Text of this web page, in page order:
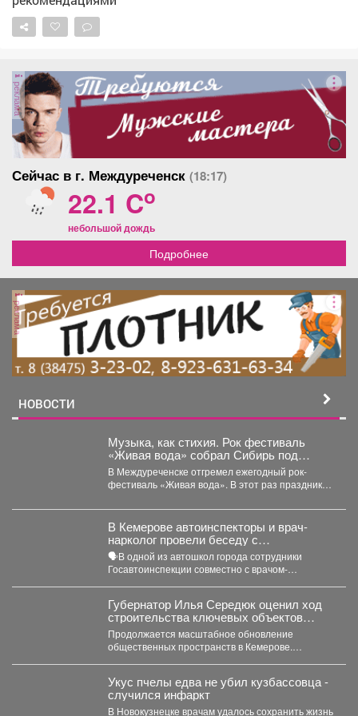
метров двести, слышу, как на реке неистово орет
какой-то рыбак. Мало ли чего? Может, тайменя
поймал! Вдруг из травы у дороги появляются
изучающе на меня смотрит. Я опешал. Сирену-
отпугиватель оставил дома! Вспомнил совет
бывалых: зверя надо материть. Что и было сделано -
громко, утвердительно и с чувством собственного
достоинства. Смотри-ка, он послушал! Засеменил по
еще одним...
реклама
Сейчас в г. Междуреченск (18:17)
22.1 Co
небольшой дождь
Подробнее
реклама
НОВОСТИ
Музыка, как стихия. Рок фестиваль
«Живая вода» собрал Сибирь под
открытым небом.
В Междуреченске отгремел ежегодный рок-
фестиваль «Живая вода». В этот раз праздник
В Кемерове автоинспекторы и врач-
нарколог провели беседу с
начинающими водителями в автошколе.
🗣В одной из автошкол города сотрудники
Госавтоинспекции совместно с врачом-
провели...
Губернатор Илья Середюк оценил ход
строительства ключевых объектов
Кемерова
Продолжается масштабное обновление
общественных пространств в Кемерове.
Большинство...
Укус пчелы едва не убил кузбассовца -
случился инфаркт
В Новокузнецке врачам удалось сохранить жизнь